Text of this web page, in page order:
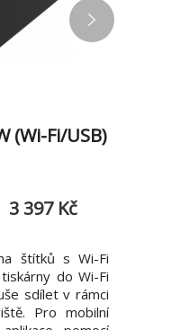
(Wi-Fi/USB)
3 397 Kč
štítků s Wi-Fi
do Wi-Fi
sdílet v rámci
Pro mobilní